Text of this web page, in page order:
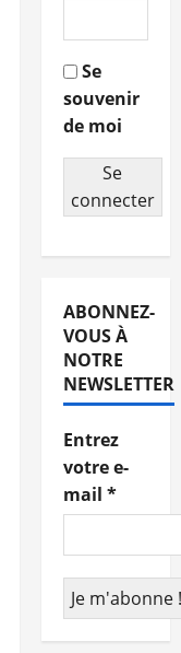
Se
souvenir
de moi
Se
connecter
ABONNEZ-
VOUS À
NOTRE
NEWSLETTER
Entrez
votre e-
mail *